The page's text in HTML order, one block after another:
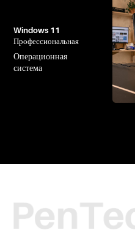
Windows 11
Профессиональная
Операционная
система